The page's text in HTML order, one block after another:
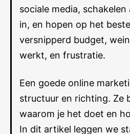
sociale media,
in, en hopen op het
versnipperd budget,
werkt, en frustratie.
Een goede online
structuur en richting. Ze
waarom je het doet en
In dit artikel leggen we